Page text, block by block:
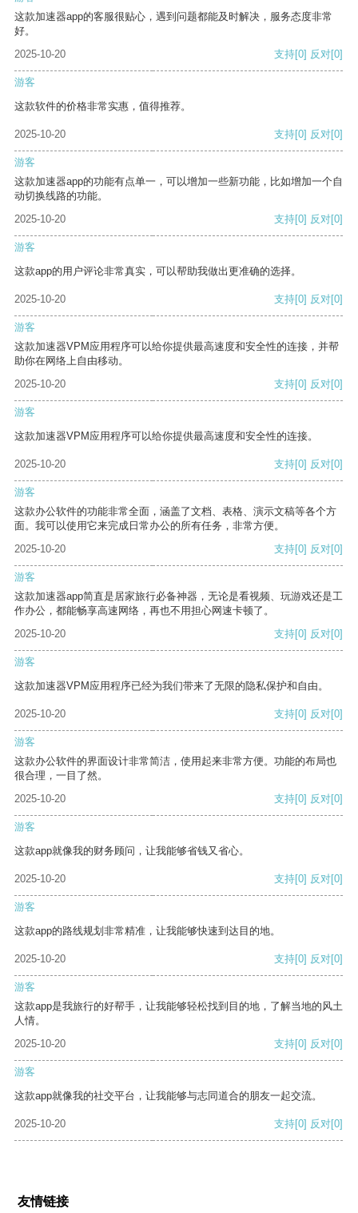
这款加速器app的客服很贴心，遇到问题都能及时解决，服务态度非常
好。
2025-10-20
支持[0] 反对[0]
游客
这款软件的价格非常实惠，值得推荐。
2025-10-20 支持[0] 反对[0]
游客
这款加速器app的功能有点单一，可以增加一些新功能，比如增加一个自
动切换线路的功能。
2025-10-20
支持[0] 反对[0]
游客
这款app的用户评论非常真实，可以帮助我做出更准确的选择。
2025-10-20 支持[0] 反对[0]
游客
这款加速器VPM应用程序可以给你提供最高速度和安全性的连接，并帮
助你在网络上自由移动。
2025-10-20
支持[0] 反对[0]
游客
这款加速器VPM应用程序可以给你提供最高速度和安全性的连接。
2025-10-20 支持[0] 反对[0]
游客
这款办公软件的功能非常全面，涵盖了文档、表格、演示文稿等各个方
面。我可以使用它来完成日常办公的所有任务，非常方便。
2025-10-20
支持[0] 反对[0]
游客
这款加速器app简直是居家旅行必备神器，无论是看视频、玩游戏还是工
作办公，都能畅享高速网络，再也不用担心网速卡顿了。
2025-10-20
支持[0] 反对[0]
游客
这款加速器VPM应用程序已经为我们带来了无限的隐私保护和自由。
2025-10-20 支持[0] 反对[0]
游客
这款办公软件的界面设计非常简洁，使用起来非常方便。功能的布局也
很合理，一目了然。
2025-10-20
支持[0] 反对[0]
游客
这款app就像我的财务顾问，让我能够省钱又省心。
2025-10-20 支持[0] 反对[0]
游客
这款app的路线规划非常精准，让我能够快速到达目的地。
2025-10-20 支持[0] 反对[0]
游客
这款app是我旅行的好帮手，让我能够轻松找到目的地，了解当地的风土
人情。
2025-10-20
支持[0] 反对[0]
游客
这款app就像我的社交平台，让我能够与志同道合的朋友一起交流。
2025-10-20 支持[0] 反对[0]
友情链接